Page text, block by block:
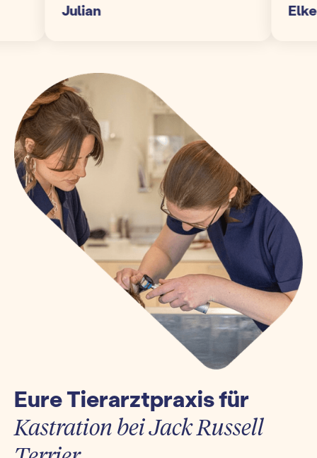
Julian Elke S.
Eure Tierarztpraxis für
Kastration bei Jack Russell